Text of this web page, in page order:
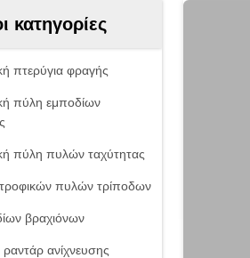
κατηγορίες
πτερύγια φραγής
πύλη εμποδίων
πύλη πυλών ταχύτητας
πυλών τρίποδων
βραχιόνων
ανίχνευσης